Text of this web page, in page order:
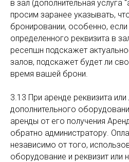
в зал (дополнительная услуга
просим заранее указывать,
бронировании, особенно,
определенного реквизита в
ресепшн подскажет
залов, подскажет будет ли
время вашей брони.
3.13 При аренде реквизита
дополнительного
аренды от его получения
обратно администратору.
независимо от того,
оборудование и реквизит или